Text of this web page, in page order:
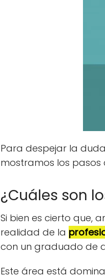
Para despejar la
mostramos los pasos
¿Cuáles son
Si bien es cierto que,
realidad de la
con un graduado de
Este área está